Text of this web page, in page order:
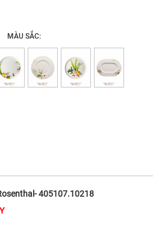
MÀU SẮC:
405107.10218